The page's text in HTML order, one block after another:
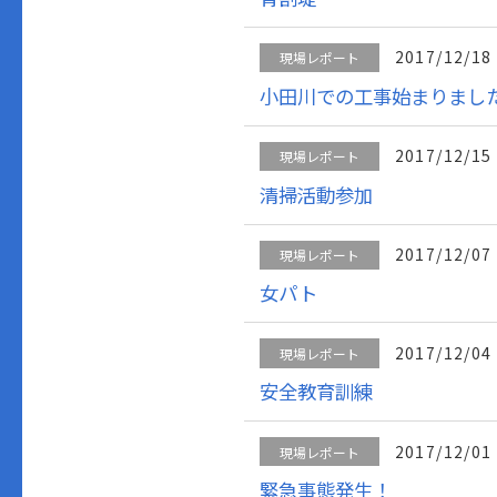
現場レポート 2017/12/18
小田川での工事始まりまし
現場レポート 2017/12/15
清掃活動参加
現場レポート 2017/12/07
女パト
現場レポート 2017/12/04
安全教育訓練
現場レポート 2017/12/01
緊急事態発生！